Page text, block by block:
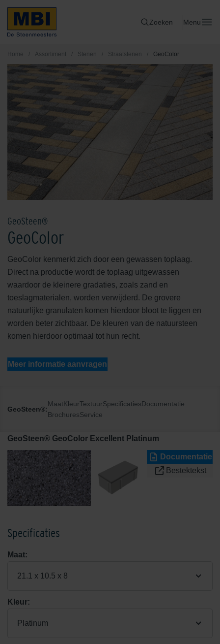
Zoeken Menu
Home / Assortiment / Stenen / Straatstenen / GeoColor
GeoSteen®
GeoColor
GeoColor kenmerkt zich door een gewassen toplaag.
Direct na productie wordt de toplaag uitgewassen
waardoor de kleinere gradaties, zoals zand en
toeslagmaterialen, worden verwijderd. De grovere
natuurlijke granulaten komen hierdoor bloot te liggen en
worden beter zichtbaar. De kleuren van de natuursteen
komen hierdoor optimaal tot hun recht.
Meer informatie aanvragen
GeoSteen®:
MaatKleurTextuurSpecificatiesDocumentatie
BrochuresService
GeoSteen® GeoColor Excellent Platinum
Documentatie
Bestektekst
Specificaties
Maat:
21.1 x 10.5 x 8
Kleur:
Platinum